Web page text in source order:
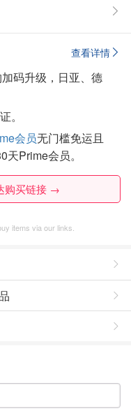
查看详情
码升级，日亚、德
。
会员无门槛免运且
天Prime会员。
购买链接 →
items via our links.